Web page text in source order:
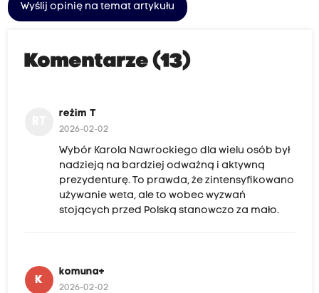
Wyślij opinię na temat artykułu
Komentarze (13)
reżim T
2026-02-02
Wybór Karola Nawrockiego dla wielu osób był
nadzieją na bardziej odważną i aktywną
prezydenturę. To prawda, że zintensyfikowano
używanie weta, ale to wobec wyzwań
stojących przed Polską stanowczo za mało.
K
komuna+
2026-02-02